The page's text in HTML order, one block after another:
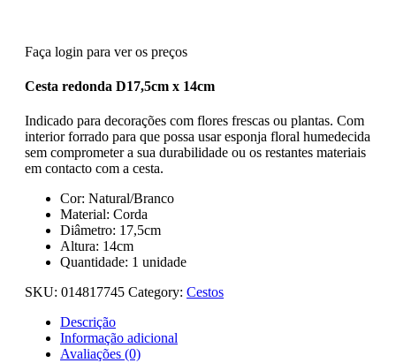
Faça login para ver os preços
Cesta redonda D17,5cm x 14cm
Indicado para decorações com flores frescas ou plantas. Com
interior forrado para que possa usar esponja floral humedecida
sem comprometer a sua durabilidade ou os restantes materiais
em contacto com a cesta.
Cor: Natural/Branco
Material: Corda
Diâmetro: 17,5cm
Altura: 14cm
Quantidade: 1 unidade
SKU: 014817745 Category: Cestos
Descrição
Informação adicional
Avaliações (0)